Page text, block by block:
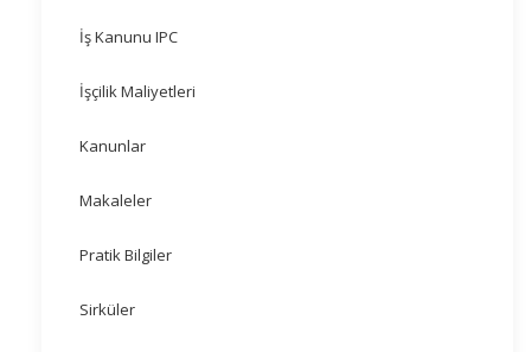
İş Kanunu IPC
İşçilik Maliyetleri
Kanunlar
Makaleler
Pratik Bilgiler
Sirküler